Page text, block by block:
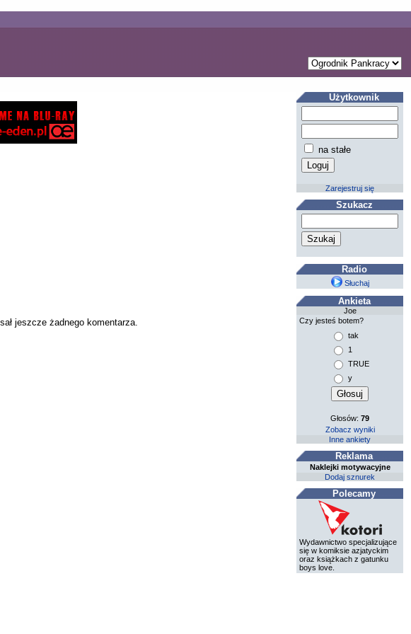
jeszcze żadnego komentarza.
Użytkownik
na stałe
Zarejestruj się
Szukacz
Radio
Słuchaj
Ankieta
Joe
Czy jesteś botem?
tak
1
TRUE
y
Głosów:79
Zobacz wyniki
Inne ankiety
Reklama
Naklejki motywacyjne
Dodaj sznurek
Polecamy
Wydawnictwo specjalizujące
się w komiksie azjatyckim
oraz książkach z gatunku
boys love.